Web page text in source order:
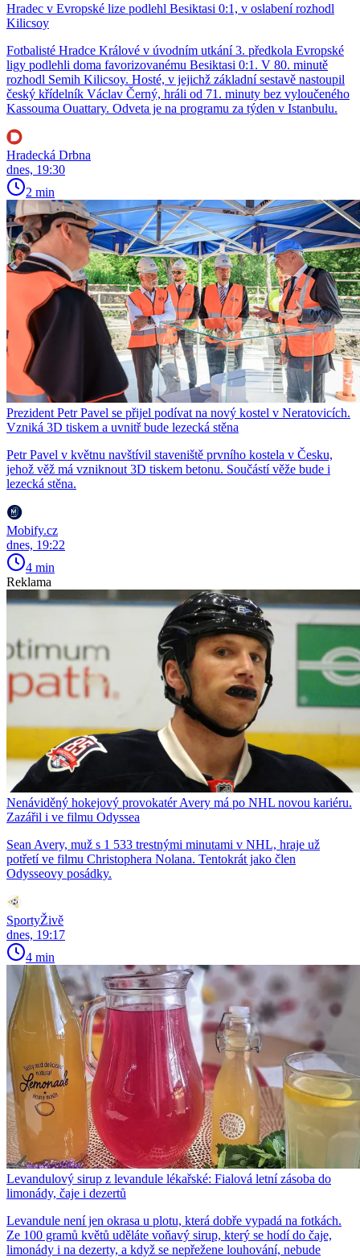
Hradec v Evropské lize podlehl Besiktasi 0:1, v oslabení rozhodl
Kilicsoy
Fotbalisté Hradce Králové v úvodním utkání 3. předkola Evropské
ligy podlehli doma favorizovanému Besiktasi 0:1. V 80. minutě
rozhodl Semih Kilicsoy. Hosté, v jejichž základní sestavě nastoupil
český křídelník Václav Černý, hráli od 71. minuty bez vyloučeného
Kassouma Ouattary. Odveta je na programu za týden v Istanbulu.
Hradecká Drbna
dnes, 19:30
2 min
Prezident Petr Pavel se přijel podívat na nový kostel v Neratovicích.
Vzniká 3D tiskem a uvnitř bude lezecká stěna
Petr Pavel v květnu navštívil staveniště prvního kostela v Česku,
jehož věž má vzniknout 3D tiskem betonu. Součástí věže bude i
lezecká stěna.
Mobify.cz
dnes, 19:22
4 min
Reklama
Nenáviděný hokejový provokatér Avery má po NHL novou kariéru.
Zazářil i ve filmu Odyssea
Sean Avery, muž s 1 533 trestnými minutami v NHL, hraje už
potřetí ve filmu Christophera Nolana. Tentokrát jako člen
Odysseovy posádky.
SportyŽivě
dnes, 19:17
4 min
Levandulový sirup z levandule lékařské: Fialová letní zásoba do
limonády, čaje i dezertů
Levandule není jen okrasa u plotu, která dobře vypadá na fotkách.
Ze 100 gramů květů uděláte voňavý sirup, který se hodí do čaje,
limonády i na dezerty, a když se nepřežene louhování, nebude